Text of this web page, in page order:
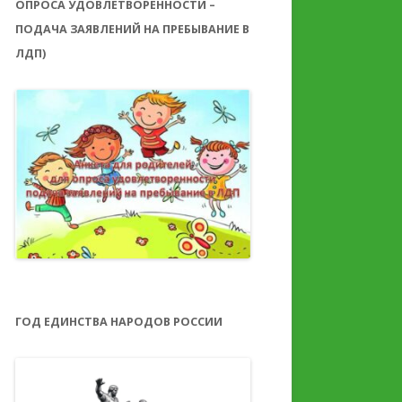
ОПРОСА УДОВЛЕТВОРЕННОСТИ –
ПОДАЧА ЗАЯВЛЕНИЙ НА ПРЕБЫВАНИЕ В
ЛДП)
ГОД ЕДИНСТВА НАРОДОВ РОССИИ